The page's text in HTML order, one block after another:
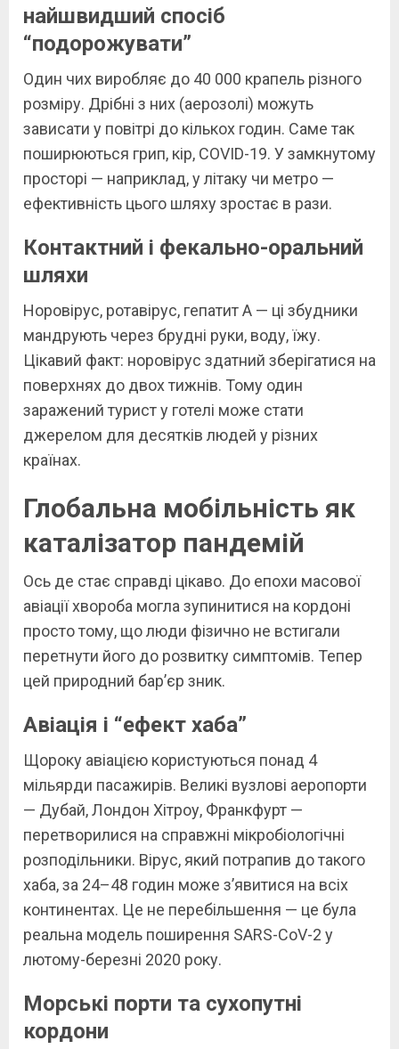
найшвидший спосіб
“подорожувати”
Один чих виробляє до 40 000 крапель різного
розміру. Дрібні з них (аерозолі) можуть
зависати у повітрі до кількох годин. Саме так
поширюються грип, кір, COVID-19. У замкнутому
просторі — наприклад, у літаку чи метро —
ефективність цього шляху зростає в рази.
Контактний і фекально-оральний
шляхи
Норовірус, ротавірус, гепатит А — ці збудники
мандрують через брудні руки, воду, їжу.
Цікавий факт: норовірус здатний зберігатися на
поверхнях до двох тижнів. Тому один
заражений турист у готелі може стати
джерелом для десятків людей у різних
країнах.
Глобальна мобільність як
каталізатор пандемій
Ось де стає справді цікаво. До епохи масової
авіації хвороба могла зупинитися на кордоні
просто тому, що люди фізично не встигали
перетнути його до розвитку симптомів. Тепер
цей природний бар’єр зник.
Авіація і “ефект хаба”
Щороку авіацією користуються понад 4
мільярди пасажирів. Великі вузлові аеропорти
— Дубай, Лондон Хітроу, Франкфурт —
перетворилися на справжні мікробіологічні
розподільники. Вірус, який потрапив до такого
хаба, за 24–48 годин може з’явитися на всіх
континентах. Це не перебільшення — це була
реальна модель поширення SARS-CoV-2 у
лютому-березні 2020 року.
Морські порти та сухопутні
кордони